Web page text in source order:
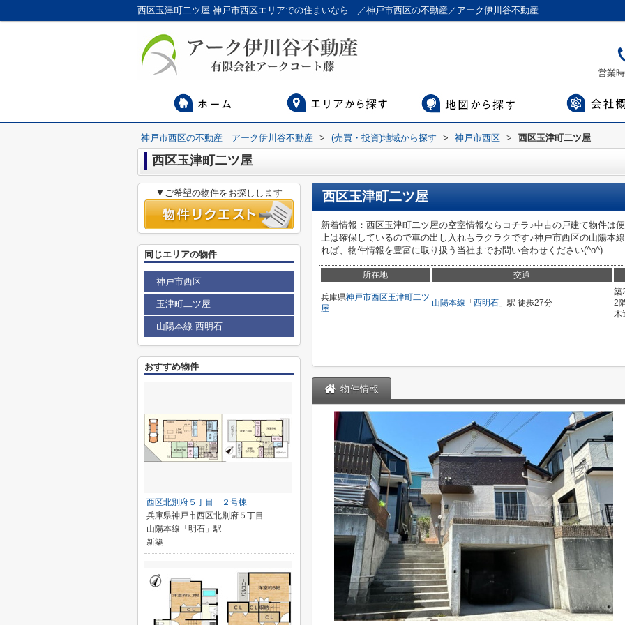
西区玉津町二ツ屋 神戸市西区エリアでの住まいなら...／神戸市西区の不動産／アーク伊川谷不動産
営業
神戸市西区の不動産｜アーク伊川谷不動産 > (売買・投資)地域から探す > 神戸市西区 > 西区玉津町二ツ屋
西区玉津町二ツ屋
西区玉津町二ツ屋
新着情報：西区玉津町二ツ屋の空室情報ならコチラ♪中古の戸建て物件は
上は確保しているので車の出し入れもラクラクです♪神戸市西区の山陽本
れば、物件情報を豊富に取り扱う当社までお問い合わせください(^o^)
所在地 交通
兵庫県神戸市西区玉津町二ツ
屋
山陽本線 「 西明石 」駅 徒歩27分
築
2
木
物件情報
▼ご希望の物件をお探しします
同じエリアの物件
神戸市西区
玉津町二ツ屋
山陽本線 西明石
おすすめ物件
西区北別府５丁目 ２号棟
兵庫県神戸市西区北別府５丁目
山陽本線「明石」駅
新築